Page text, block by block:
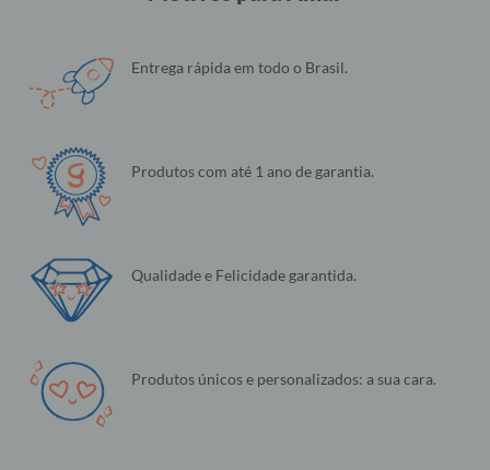
Entrega rápida em todo o Brasil.
Produtos com até 1 ano de garantia.
Qualidade e Felicidade garantida.
Produtos únicos e personalizados: a sua cara.